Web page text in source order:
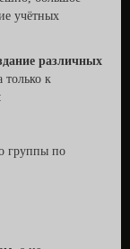
учётных
различных
только к
группы по